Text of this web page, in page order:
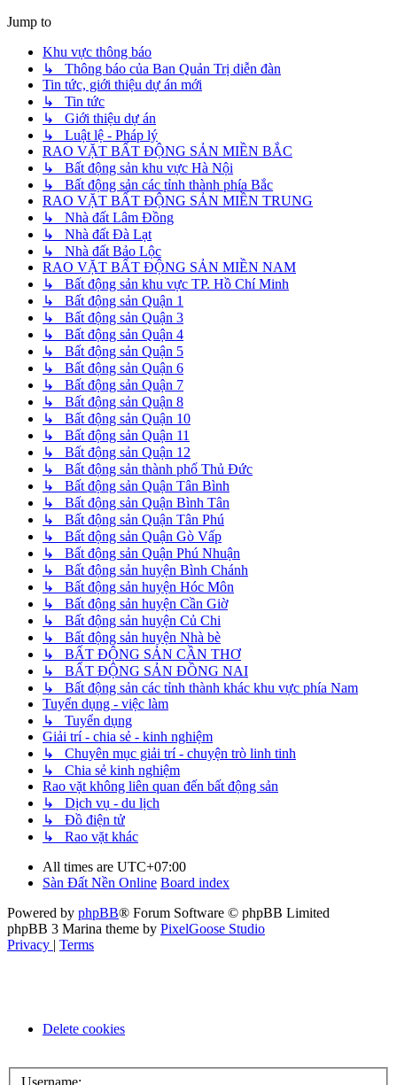
Jump to
Khu vực thông báo
↳ Thông báo của Ban Quản Trị diễn đàn
Tin tức, giới thiệu dự án mới
↳ Tin tức
↳ Giới thiệu dự án
↳ Luật lệ - Pháp lý
RAO VẶT BẤT ĐỘNG SẢN MIỀN BẮC
↳ Bất động sản khu vực Hà Nội
↳ Bất động sản các tỉnh thành phía Bắc
RAO VẶT BẤT ĐỘNG SẢN MIỀN TRUNG
↳ Nhà đất Lâm Đồng
↳ Nhà đất Đà Lạt
↳ Nhà đất Bảo Lộc
RAO VẶT BẤT ĐỘNG SẢN MIỀN NAM
↳ Bất động sản khu vực TP. Hồ Chí Minh
↳ Bất động sản Quận 1
↳ Bất động sản Quận 3
↳ Bất động sản Quận 4
↳ Bất động sản Quận 5
↳ Bất động sản Quận 6
↳ Bất động sản Quận 7
↳ Bất động sản Quận 8
↳ Bất động sản Quận 10
↳ Bất động sản Quận 11
↳ Bất động sản Quận 12
↳ Bất động sản thành phố Thủ Đức
↳ Bất động sản Quận Tân Bình
↳ Bất động sản Quận Bình Tân
↳ Bất động sản Quận Tân Phú
↳ Bất động sản Quận Gò Vấp
↳ Bất động sản Quận Phú Nhuận
↳ Bất động sản huyện Bình Chánh
↳ Bất động sản huyện Hóc Môn
↳ Bất động sản huyện Cần Giờ
↳ Bất động sản huyện Củ Chi
↳ Bất động sản huyện Nhà bè
↳ BẤT ĐỘNG SẢN CẦN THƠ
↳ BẤT ĐỘNG SẢN ĐỒNG NAI
↳ Bất động sản các tỉnh thành khác khu vực phía Nam
Tuyển dụng - việc làm
↳ Tuyển dụng
Giải trí - chia sẻ - kinh nghiệm
↳ Chuyên mục giải trí - chuyện trò linh tinh
↳ Chia sẻ kinh nghiệm
Rao vặt không liên quan đến bất động sản
↳ Dịch vụ - du lịch
↳ Đồ điện tử
↳ Rao vặt khác
All times are UTC+07:00
Sàn Đất Nền Online Board index
Powered by phpBB® Forum Software © phpBB Limited
phpBB 3 Marina theme by PixelGoose Studio
Privacy | Terms
Delete cookies
Username: